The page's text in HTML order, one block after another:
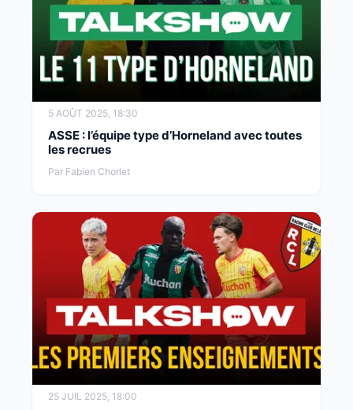
5 AOÛT 2025, 18:30
ASSE : l’équipe type d’Horneland avec toutes
les recrues
Par Fabien Chorlet
25 JUIL 2025, 18:00